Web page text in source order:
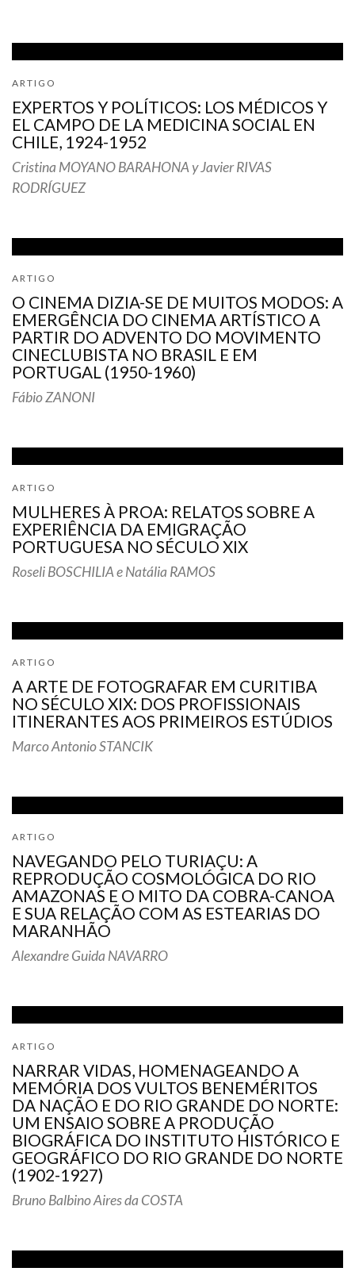
ARTIGO
EXPERTOS Y POLÍTICOS: LOS MÉDICOS Y
EL CAMPO DE LA MEDICINA SOCIAL EN
CHILE, 1924-1952
Cristina MOYANO BARAHONA y Javier RIVAS
RODRÍGUEZ
ARTIGO
O CINEMA DIZIA-SE DE MUITOS MODOS: A
EMERGÊNCIA DO CINEMA ARTÍSTICO A
PARTIR DO ADVENTO DO MOVIMENTO
CINECLUBISTA NO BRASIL E EM
PORTUGAL (1950-1960)
Fábio ZANONI
ARTIGO
MULHERES À PROA: RELATOS SOBRE A
EXPERIÊNCIA DA EMIGRAÇÃO
PORTUGUESA NO SÉCULO XIX
Roseli BOSCHILIA e Natália RAMOS
ARTIGO
A ARTE DE FOTOGRAFAR EM CURITIBA
NO SÉCULO XIX: DOS PROFISSIONAIS
ITINERANTES AOS PRIMEIROS ESTÚDIOS
Marco Antonio STANCIK
ARTIGO
NAVEGANDO PELO TURIAÇU: A
REPRODUÇÃO COSMOLÓGICA DO RIO
AMAZONAS E O MITO DA COBRA-CANOA
E SUA RELAÇÃO COM AS ESTEARIAS DO
MARANHÃO
Alexandre Guida NAVARRO
ARTIGO
NARRAR VIDAS, HOMENAGEANDO A
MEMÓRIA DOS VULTOS BENEMÉRITOS
DA NAÇÃO E DO RIO GRANDE DO NORTE:
UM ENSAIO SOBRE A PRODUÇÃO
BIOGRÁFICA DO INSTITUTO HISTÓRICO E
GEOGRÁFICO DO RIO GRANDE DO NORTE
(1902-1927)
Bruno Balbino Aires da COSTA